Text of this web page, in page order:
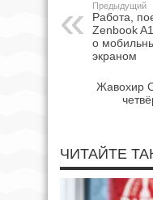
Предыдущий
Работа,
Zenbook
о
экраном
Жавохир
ЧИТАЙТЕ